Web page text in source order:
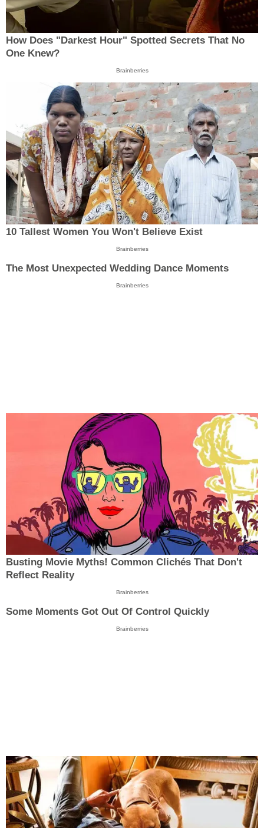
How Does "Darkest Hour" Spotted Secrets That No
One Knew?
Brainberries
10 Tallest Women You Won't Believe Exist
Brainberries
The Most Unexpected Wedding Dance Moments
Brainberries
Busting Movie Myths! Common Clichés That Don't
Reflect Reality
Brainberries
Some Moments Got Out Of Control Quickly
Brainberries